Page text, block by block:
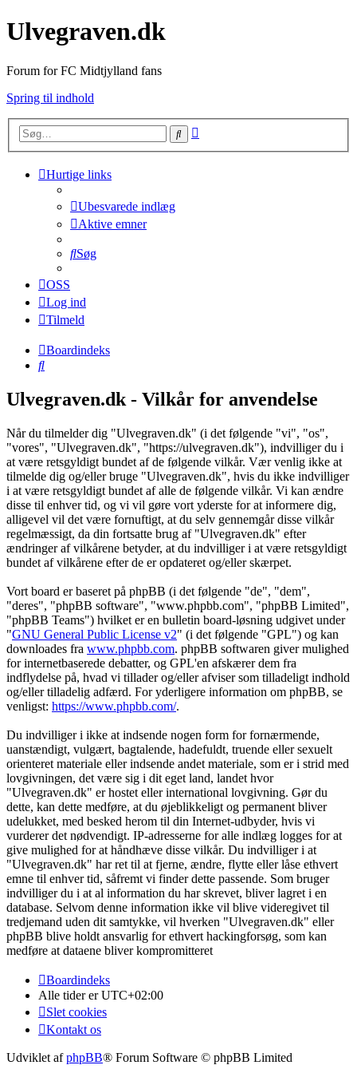
Ulvegraven.dk
Forum for FC Midtjylland fans
Spring til indhold
Søg
Hurtige links
Ubesvarede indlæg
Aktive emner
Søg
OSS
Log ind
Tilmeld
Boardindeks
Søg
Ulvegraven.dk - Vilkår for anvendelse
Når du tilmelder dig "Ulvegraven.dk" (i det følgende "vi", "os",
"vores", "Ulvegraven.dk", "https://ulvegraven.dk"), indvilliger du i
at være retsgyldigt bundet af de følgende vilkår. Vær venlig ikke at
tilmelde dig og/eller bruge "Ulvegraven.dk", hvis du ikke indvilliger
i at være retsgyldigt bundet af alle de følgende vilkår. Vi kan ændre
disse til enhver tid, og vi vil gøre vort yderste for at informere dig,
alligevel vil det være fornuftigt, at du selv gennemgår disse vilkår
regelmæssigt, da din fortsatte brug af "Ulvegraven.dk" efter
ændringer af vilkårene betyder, at du indvilliger i at være retsgyldigt
bundet af vilkårene efter de er opdateret og/eller skærpet.
Vort board er baseret på phpBB (i det følgende "de", "dem",
"deres", "phpBB software", "www.phpbb.com", "phpBB Limited",
"phpBB Teams") hvilket er en bulletin board-løsning udgivet under
"GNU General Public License v2" (i det følgende "GPL") og kan
downloades fra www.phpbb.com. phpBB softwaren giver mulighed
for internetbaserede debatter, og GPL'en afskærer dem fra
indflydelse på, hvad vi tillader og/eller afviser som tilladeligt indhold
og/eller tilladelig adfærd. For yderligere information om phpBB, se
venligst: https://www.phpbb.com/.
Du indvilliger i ikke at indsende nogen form for fornærmende,
uanstændigt, vulgært, bagtalende, hadefuldt, truende eller sexuelt
orienteret materiale eller indsende andet materiale, som er i strid med
lovgivningen, det være sig i dit eget land, landet hvor
"Ulvegraven.dk" er hostet eller international lovgivning. Gør du
dette, kan dette medføre, at du øjeblikkeligt og permanent bliver
udelukket, med besked herom til din Internet-udbyder, hvis vi
vurderer det nødvendigt. IP-adresserne for alle indlæg logges for at
give mulighed for at håndhæve disse vilkår. Du indvilliger i at
"Ulvegraven.dk" har ret til at fjerne, ændre, flytte eller låse ethvert
emne til enhver tid, såfremt vi finder dette passende. Som bruger
indvilliger du i at al information du har skrevet, bliver lagret i en
database. Selvom denne information ikke vil blive videregivet til
tredjemand uden dit samtykke, vil hverken "Ulvegraven.dk" eller
phpBB blive holdt ansvarlig for ethvert hackingforsøg, som kan
medføre at dataene bliver kompromitteret
Boardindeks
Alle tider erUTC+02:00
Slet cookies
Kontakt os
Udviklet afphpBB® Forum Software © phpBB Limited